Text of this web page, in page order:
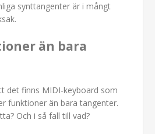
synttangenter är i mångt
än bara
det finns MIDI-keyboard som
funktioner än bara tangenter.
Och i så fall till vad?